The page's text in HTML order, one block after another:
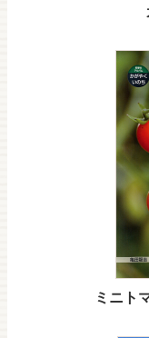
ミニト